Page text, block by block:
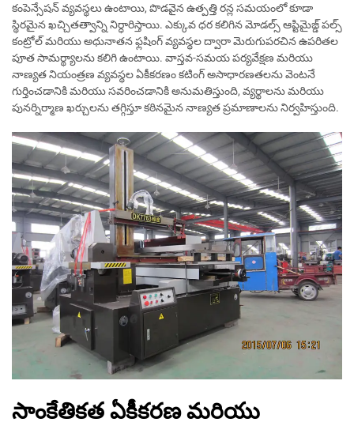
కంపెన్సేషన్ వ్యవస్థలు ఉంటాయి, పొడవైన ఉత్పత్తి రన్ల సమయంలో కూడా
స్థిరమైన ఖచ్చితత్వాన్ని నిర్ధారిస్తాయి. ఎక్కువ ధర కలిగిన మోడల్స్ ఆప్టిమైజ్డ్ పల్స్
కంట్రోల్ మరియు అధునాతన ఫ్లషింగ్ వ్యవస్థల ద్వారా మెరుగుపరచిన ఉపరితల
పూత సామర్థ్యాలను కలిగి ఉంటాయి. వాస్తవ-సమయ పర్యవేక్షణ మరియు
నాణ్యత నియంత్రణ వ్యవస్థల ఏకీకరణం కటింగ్ అసాధారణతలను వెంటనే
గుర్తించడానికి మరియు సవరించడానికి అనుమతిస్తుంది, వ్యర్థాలను మరియు
పునర్నిర్మాణ ఖర్చులను తగ్గిస్తూ కఠినమైన నాణ్యత ప్రమాణాలను నిర్వహిస్తుంది.
సాంకేతికత ఏకీకరణ మరియు